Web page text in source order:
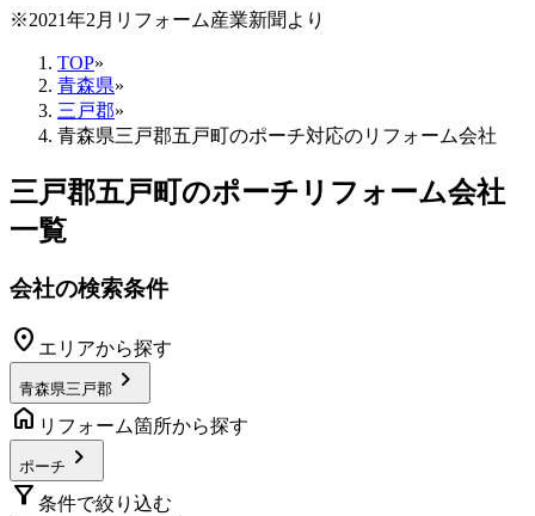
※2021年2月リフォーム産業新聞より
TOP»
青森県»
三戸郡»
青森県三戸郡五戸町のポーチ対応のリフォーム会社
三戸郡五戸町のポーチリフォーム会社
一覧
会社の検索条件
location_on エリアから探す
青森県三戸郡 chevron_right
home リフォーム箇所から探す
ポーチ chevron_right
filter_alt 条件で絞り込む